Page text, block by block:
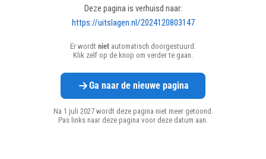
Deze pagina is verhuisd naar:
https://uitslagen.nl/2024120803147
Er wordt niet automatisch doorgestuurd.
Klik zelf op de knop om verder te gaan.
Ga naar de nieuwe pagina
Na 1 juli 2027 wordt deze pagina niet meer getoond.
Pas links naar deze pagina voor deze datum aan.